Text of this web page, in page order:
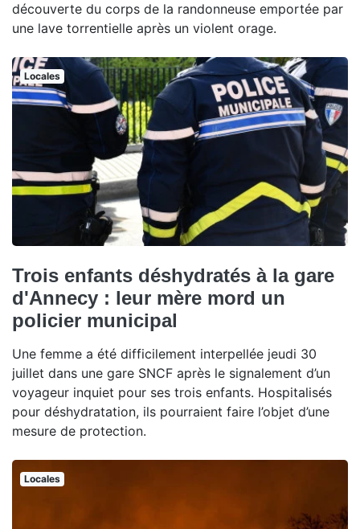
découverte du corps de la randonneuse emportée par
une lave torrentielle après un violent orage.
Locales
Trois enfants déshydratés à la gare
d'Annecy : leur mère mord un
policier municipal
Une femme a été difficilement interpellée jeudi 30
juillet dans une gare SNCF après le signalement d’un
voyageur inquiet pour ses trois enfants. Hospitalisés
pour déshydratation, ils pourraient faire l’objet d’une
mesure de protection.
Locales